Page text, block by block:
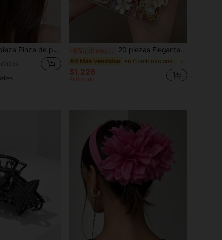
malla de unicolor pequeña de 6cm/2.36in, adecuada para uso diario, fiestas y ocasiones de boda, accesorios de verano para el cabello, pinzas de playa, pinzas de vacaciones, elegante sujetador de cabello -5% 20 piezas Elegantes Pinzas de Pelo Pequeñas de Aleación para Mujeres, Pinzas de Pelo con Perlas y Rhinestones, Accesorios de Pelo Minimalistas para Uso Diario, Atuendos de Verano con Pinzas de Garra
#4 Más vendidos
$1.226
Estimado